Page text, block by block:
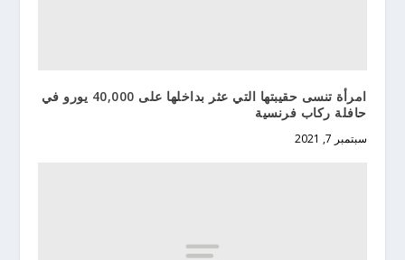
امرأة تنسى حقيبتها التي عثر بداخلها على 40,000 يورو في
حافلة ركاب فرنسية
سبتمبر 7, 2021